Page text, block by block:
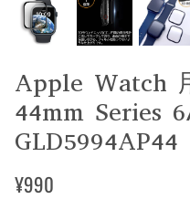
Apple Watch
44mm Series
GLD5994AP44
¥990